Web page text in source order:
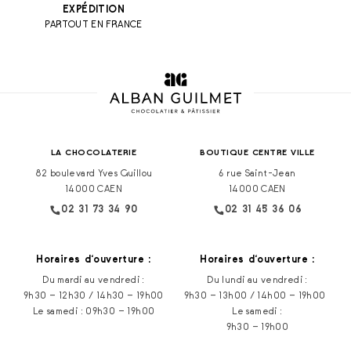
EXPÉDITION
PARTOUT EN FRANCE
LA CHOCOLATERIE
82 boulevard Yves Guillou
14000 CAEN
02 31 73 34 90
Horaires d‘ouverture :
Du mardi au vendredi :
9h30 – 12h30 / 14h30 – 19h00
Le samedi : 09h30 – 19h00
BOUTIQUE CENTRE VILLE
6 rue Saint-Jean
14000 CAEN
02 31 45 36 06
Horaires d‘ouverture :
Du lundi au vendredi :
9h30 – 13h00 / 14h00 – 19h00
Le samedi :
9h30 – 19h00